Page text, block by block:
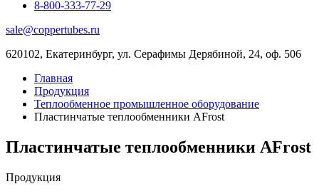
8-800-333-77-29
sale@coppertubes.ru
620102, Екатеринбург, ул. Серафимы Дерябиной, 24, оф. 506
Главная
Продукция
Теплообменное промышленное оборудование
Пластинчатые теплообменники AFrost
Пластинчатые теплообменники AFrost
Продукция